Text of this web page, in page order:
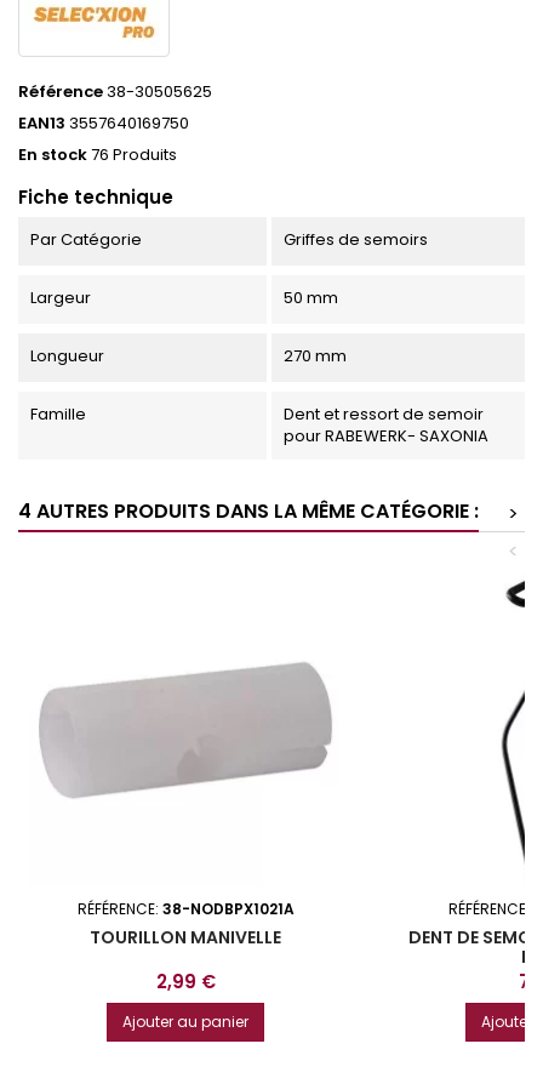
Référence38-30505625
EAN13 3557640169750
En stock76 Produits
Fiche technique
Par Catégorie Griffes de semoirs
Largeur 50 mm
Longueur 270 mm
Famille
Dent et ressort de semoir
pour RABEWERK- SAXONIA
4 AUTRES PRODUITS DANS LA MÊME CATÉGORIE :
>
<
RÉFÉRENCE: 38-NODBPX1021A
TOURILLON MANIVELLE
Prix
2,99 €
Ajouter au panier
RÉFÉRENCE:
DENT DE
Ajouter